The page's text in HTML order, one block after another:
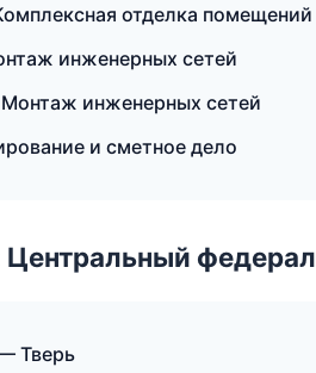
отделка помещений
инженерных сетей
инженерных сетей
и сметное дело
Центральный
Тверь